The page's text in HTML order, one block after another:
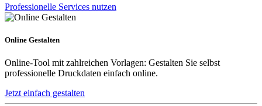
Professionelle Services nutzen
Online Gestalten
Online-Tool mit zahlreichen Vorlagen: Gestalten Sie selbst
professionelle Druckdaten einfach online.
Jetzt einfach gestalten